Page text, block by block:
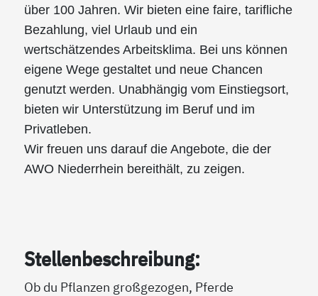
über 100 Jahren. Wir bieten eine faire, tarifliche
Bezahlung, viel Urlaub und ein
wertschätzendes Arbeitsklima. Bei uns können
eigene Wege gestaltet und neue Chancen
genutzt werden. Unabhängig vom Einstiegsort,
bieten wir Unterstützung im Beruf und im
Privatleben.
Wir freuen uns darauf die Angebote, die der
AWO Niederrhein bereithält, zu zeigen.
Stellenbeschreibung:
Ob du Pflanzen großgezogen, Pferde